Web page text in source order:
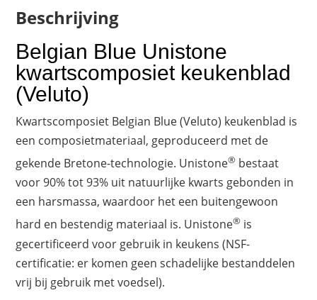
Beschrijving
Belgian Blue Unistone
kwartscomposiet keukenblad
(Veluto)
Kwartscomposiet Belgian Blue (Veluto) keukenblad is
een composietmateriaal, geproduceerd met de
gekende Bretone-technologie. Unistone® bestaat
voor 90% tot 93% uit natuurlijke kwarts gebonden in
een harsmassa, waardoor het een buitengewoon
hard en bestendig materiaal is. Unistone® is
gecertificeerd voor gebruik in keukens (NSF-
certificatie: er komen geen schadelijke bestanddelen
vrij bij gebruik met voedsel).